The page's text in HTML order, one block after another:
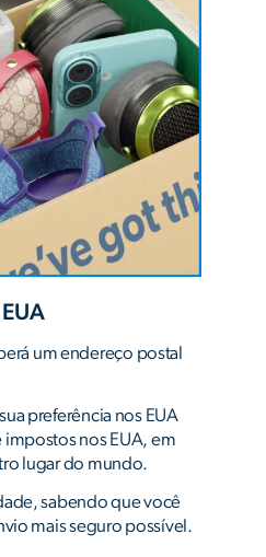
um endereço postal
preferência nos EUA
nos EUA, em
lugar do mundo.
sabendo que você
mais seguro possível.